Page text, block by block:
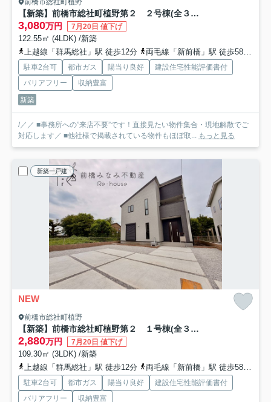
前橋市総社町植野
【新築】前橋市総社町植野第２ ２号棟(全３棟) リーブルガーデン 新築建売分譲
3,080万円 7月20日 値下げ
122.55㎡ (4LDK) /新築
上越線「群馬総社」駅 徒歩12分
両毛線「新前橋」駅 徒歩58分
駐車2台可 都市ガス 陽当り良好
建設住宅性能評価書付
バリアフリー
収納豊富
新築
/／／ ■事務所への”来店不要”です！直接見たい物件集合・現地解散でご
対応します／ ■他社様で掲載されている物件もほぼ取... もっと見る
新築一戸建
NEW
前橋市総社町植野
【新築】前橋市総社町植野第２ １号棟(全３棟) リーブルガーデン 新築建売分譲
2,880万円 7月20日 値下げ
109.30㎡ (3LDK) /新築
上越線「群馬総社」駅 徒歩12分
両毛線「新前橋」駅 徒歩58分
駐車2台可 都市ガス 陽当り良好
建設住宅性能評価書付
バリアフリー
収納豊富